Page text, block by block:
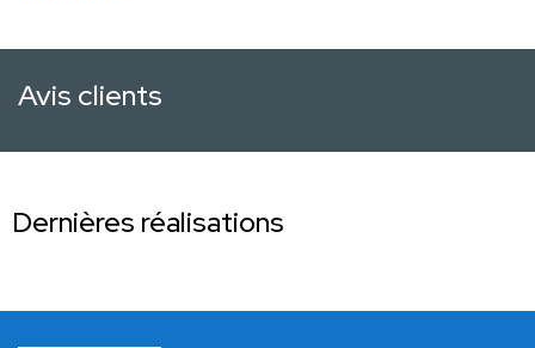
Avis clients
Dernières réalisations